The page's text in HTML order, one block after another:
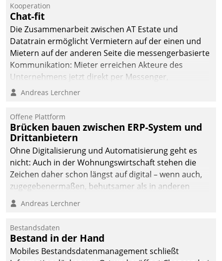
Kooperation
Chat-fit
Die Zusammenarbeit zwischen AT Estate und
Datatrain ermöglicht Vermietern auf der einen und
Mietern auf der anderen Seite die messengerbasierte
Kommunikation: Mieter erreichen Akteure des
Unternehmens jetzt direkt per Messenger,
Mitarbeiter oder Dienstleister empfangen oder
Andreas Lerchner
Offene Plattform
Brücken bauen zwischen ERP-System und
Drittanbietern
Ohne Digitalisierung und Automatisierung geht es
nicht: Auch in der Wohnungswirtschaft stehen die
Zeichen daher schon längst auf digital – wenn auch,
zugegebenermaßen, behutsamer als in anderen
Branchen.
Andreas Lerchner
Bestandsdaten
Bestand in der Hand
Mobiles Bestandsdatenmanagement schließt